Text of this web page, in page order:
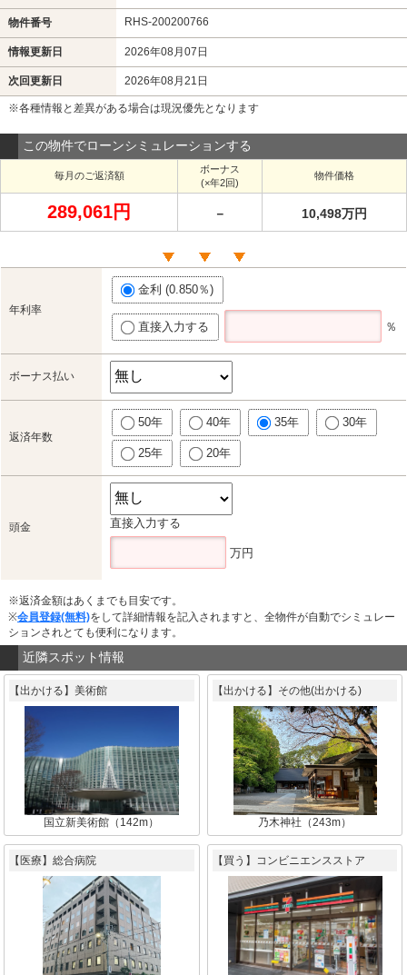
物件番号 RHS-200200766
情報更新日 2026年08月07日
次回更新日 2026年08月21日
※各種情報と差異がある場合は現況優先となります
この物件でローンシミュレーションする
毎月のご返済額
ボーナス
(×年2回)
物件価格
289,061円 － 10,498万円
年利率
金利 (0.850％)
直接入力する ％
ボーナス払い
返済年数
50年 40年 35年 30年
25年 20年
頭金 直接入力する
万円
※返済金額はあくまでも目安です。
※会員登録(無料)をして詳細情報を記入されますと、全物件が自動でシミュレー
ションされとても便利になります。
近隣スポット情報
【出かける】美術館
国立新美術館（142m）
【出かける】その他(出かける)
乃木神社（243m）
【医療】総合病院 【買う】コンビニエンスストア